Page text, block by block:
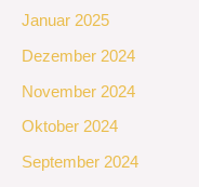
Januar 2025
Dezember 2024
November 2024
Oktober 2024
September 2024